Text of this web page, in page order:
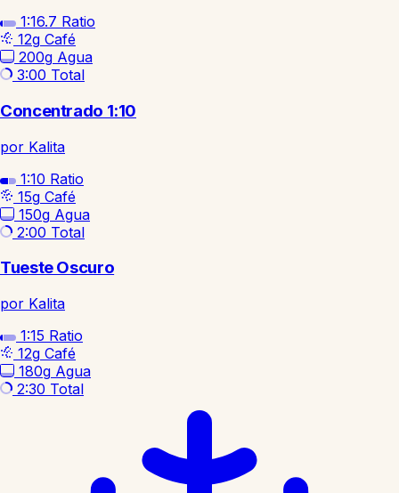
1:16.7 Ratio
12g Café
200g Agua
3:00 Total
Concentrado 1:10
por Kalita
1:10 Ratio
15g Café
150g Agua
2:00 Total
Tueste Oscuro
por Kalita
1:15 Ratio
12g Café
180g Agua
2:30 Total